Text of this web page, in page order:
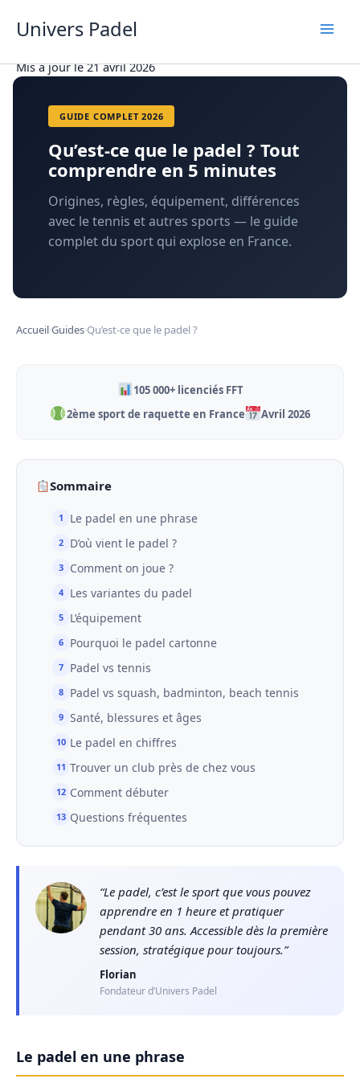
Univers Padel
Mis à jour le 21 avril 2026
GUIDE COMPLET 2026
Qu’est-ce que le padel ? Tout
comprendre en 5 minutes
Origines, règles, équipement, différences
avec le tennis et autres sports — le guide
complet du sport qui explose en France.
Accueil›Guides›Qu’est-ce que le padel ?
105 000+ licenciés FFT
2ème sport de raquette en France
Avril 2026
Sommaire
Le padel en une phrase
D’où vient le padel ?
Comment on joue ?
Les variantes du padel
L’équipement
Pourquoi le padel cartonne
Padel vs tennis
Padel vs squash, badminton, beach tennis
Santé, blessures et âges
Le padel en chiffres
Trouver un club près de chez vous
Comment débuter
Questions fréquentes
Le padel, c’est le sport que vous pouvez
apprendre en 1 heure et pratiquer
pendant 30 ans. Accessible dès la première
session, stratégique pour toujours.
Florian
Fondateur d’Univers Padel
Le padel en une phrase